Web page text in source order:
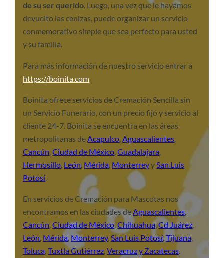
de su ser querido. Luego, una vez que le hayamos
devuelto las cenizas, puede organizar un servicio
conmemorativo simple que sea perfecto para usted
y su familia.
Para más información de nuestro servicio entrar a
https://boinita.com
Boinita ofrece servicios de Cremación Sencilla sin
un Servicio Funerario, con un precio fijo y servicio al
cliente 24-7. Boinita se encuentra en las áreas
metropolitanas deAcapulco,Aguascalientes,
Cancún,Ciudad de México,Guadalajara,
Hermosillo, León, Mérida, MonterreyySan Luis
Potosí.
En servicios de Cremación para Mascotas nos
encontramos en las ciudades deAguascalientes,
Cancún,Ciudad de México,Chihuahua,Cd Juárez,
León, Mérida, Monterrey,San Luis Potosí,Tijuana,
Toluca,Tuxtla Gutiérrez,Veracruzy Zacatecas.